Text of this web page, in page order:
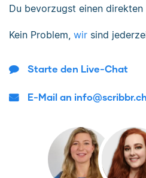
Du bevorzugst einen direkten
Kein Problem, wir sind
Starte den Live-Chat
E-Mail an info@scribbr.ch